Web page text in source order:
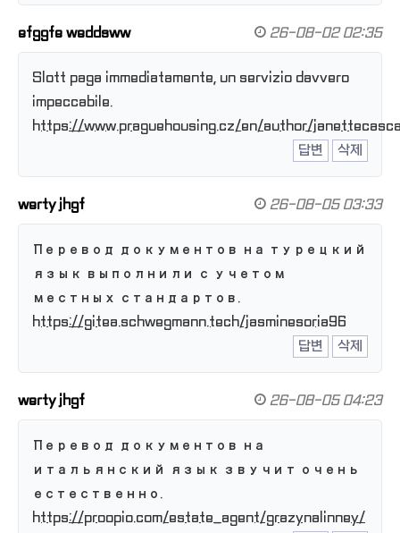
efggfe weddsww 26-08-02 02:35
Slott paga immediatamente, un servizio davvero
impeccabile.
https://www.praguehousing.cz/en/author/
답변
삭제
werty jhgf 26-08-05 03:33
Перевод документов на турецкий
язык выполнили с учетом
местных стандартов.
https://gitea.schwegmann.tech/jasminesoria96
답변
삭제
werty jhgf 26-08-05 04:23
Перевод документов на
итальянский язык звучит очень
естественно.
https://proopio.com/estate_agent/grazynalinney/